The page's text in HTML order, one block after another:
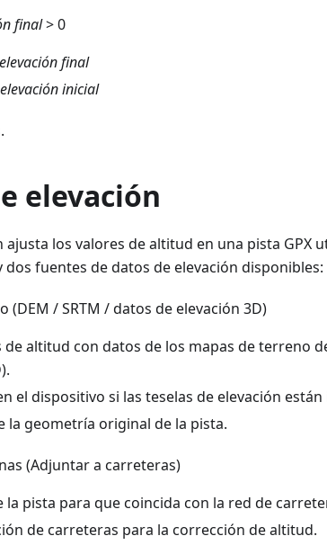
final> 0
final
inicial
elevación
ajusta los valores de altitud en una pista GPX
dos fuentes de datos de elevación disponibles:
(DEM / SRTM / datos de elevación 3D)
de altitud con datos de los mapas de terreno
el dispositivo si las teselas de elevación están
la geometría original de la pista.
(Adjuntar a carreteras)
pista para que coincida con la red de
de carreteras para la corrección de altitud.